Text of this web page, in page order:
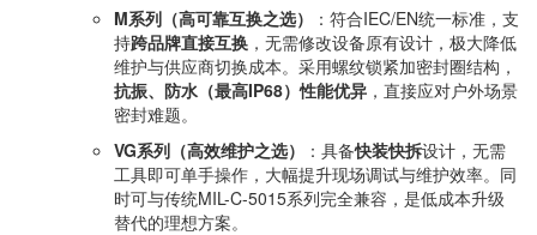
M系列（高可靠互换之选）
：符合IEC/EN统一标准，支
持跨品牌直接互换 ，无需修改设备原有设计，极大降低
维护与供应商切换成本。采用螺纹锁紧加密封圈结构，
抗振、防水（最高IP68）性能优异 ，直接应对户外场景
密封难题。
VG系列（高效维护之选）
：具备快装快拆设计，无需
工具即可单手操作，大幅提升现场调试与维护效率。同
时可与传统MIL-C-5015系列完全兼容，是低成本升级
替代的理想方案。